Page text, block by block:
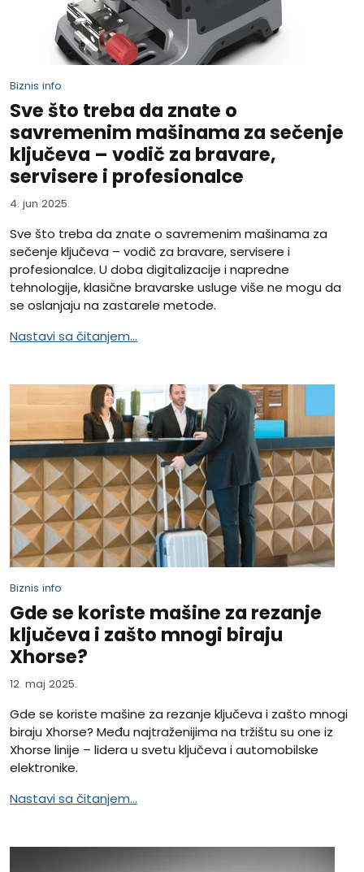
Biznis info
Sve što treba da znate o
savremenim mašinama za sečenje
ključeva – vodič za bravare,
servisere i profesionalce
4. jun 2025.
Sve što treba da znate o savremenim mašinama za
sečenje ključeva – vodič za bravare, servisere i
profesionalce. U doba digitalizacije i napredne
tehnologije, klasične bravarske usluge više ne mogu da
se oslanjaju na zastarele metode.
Nastavi sa čitanjem...
Biznis info
Gde se koriste mašine za rezanje
ključeva i zašto mnogi biraju
Xhorse?
12. maj 2025.
Gde se koriste mašine za rezanje ključeva i zašto mnogi
biraju Xhorse? Među najtraženijima na tržištu su one iz
Xhorse linije – lidera u svetu ključeva i automobilske
elektronike.
Nastavi sa čitanjem...